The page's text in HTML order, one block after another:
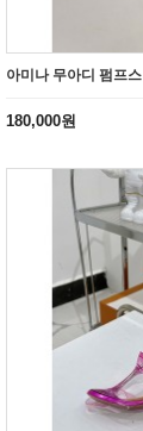
아미나 무아디 펌프스
180,000원